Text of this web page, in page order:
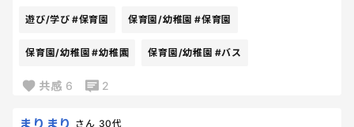
遊び/学び #保育園 保育園/幼稚園 #保育園
保育園/幼稚園 #幼稚園 保育園/幼稚園 #バス
共感 6 2
まりまり さん 30代